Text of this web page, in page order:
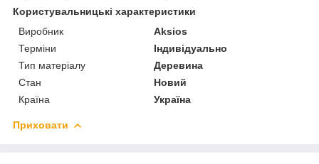
Користувальницькі характеристики
Виробник
Aksios
Терміни
Індивідуально
Тип матеріалу
Деревина
Стан
Новий
Країна
Україна
Приховати